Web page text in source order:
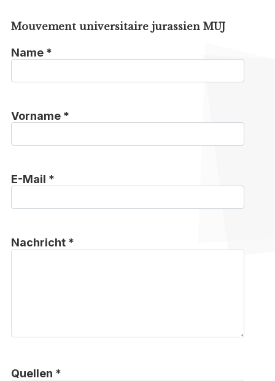
Mouvement universitaire jurassien MUJ
Name *
Vorname *
E-Mail *
Nachricht *
Quellen *